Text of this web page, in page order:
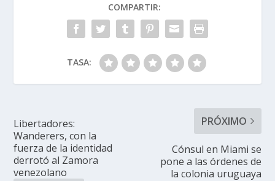
COMPARTIR:
TASA:
Libertadores:
Wanderers, con la
fuerza de la identidad
derrotó al Zamora
venezolano
PRÓXIMO
Cónsul en Miami se
pone a las órdenes de
la colonia uruguaya